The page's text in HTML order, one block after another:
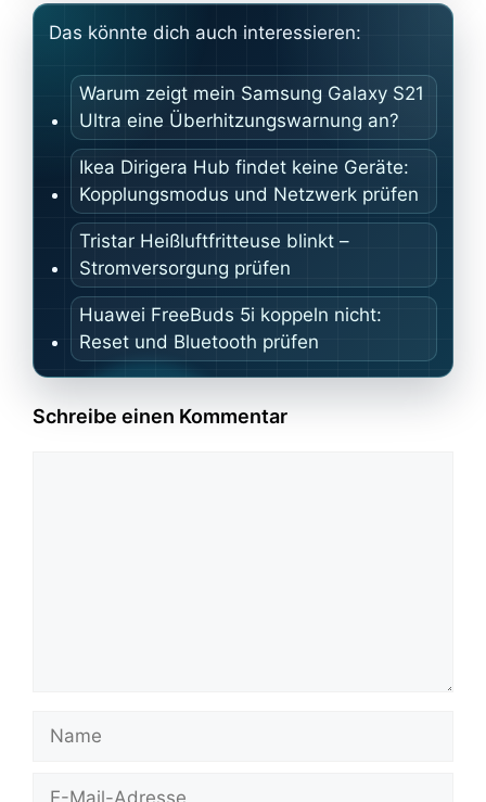
Das könnte dich auch interessieren:
Warum zeigt mein Samsung Galaxy S21
Ultra eine Überhitzungswarnung an?
Ikea Dirigera Hub findet keine Geräte:
Kopplungsmodus und Netzwerk prüfen
Tristar Heißluftfritteuse blinkt –
Stromversorgung prüfen
Huawei FreeBuds 5i koppeln nicht:
Reset und Bluetooth prüfen
Schreibe einen Kommentar
Name